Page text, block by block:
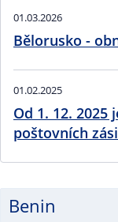
01.03.2026
Bělorusko -
01.02.2025
Od 1. 12. 2025
poštovních
Benin